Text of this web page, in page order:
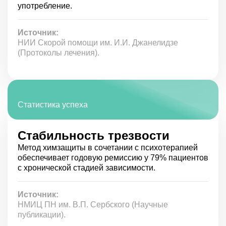
Медицинское вмешательство должно проводиться под
строгим контролем лечащего врача, который может
оказать медицинскую помощь в случае угрозы для
жизни.
Нежелательные реакции на химзащиту связаны с
Клинически интоксикация сопровождается:
падением, либо резким подъемом артериального
покраснением кожных покровов, повышенной
потливостью;
страхом смерти, депрессией, тревожностью;
учащением сердечных сокращений, развитием
мышечными болями.
употребление.
Источник:
НИИ Скорой помощи им. И.И. Джанелидзе
(Протоколы лечения).
Статистика успеха
Стабильность трезвости
Метод химзащиты в сочетании с психотерапией
обеспечивает годовую ремиссию у 79% пациентов
с хронической стадией зависимости.
Источник:
НМИЦ ПН им. В.П. Сербского (Научные
публикации).